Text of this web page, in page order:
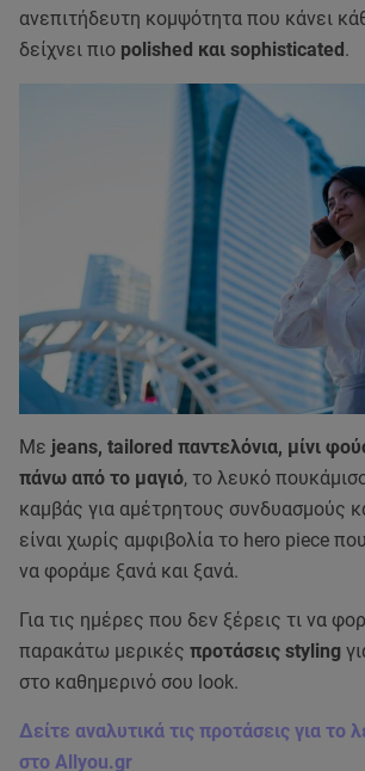
ανεπιτήδευτη κομψότητα που κάνει
δείχνει πιο polished και sophisticated.
Με jeans, tailored παντελόνια, μίνι
πάνω από το μαγιό, το λευκό
καμβάς για αμέτρητους συνδυασμούς
είναι χωρίς αμφιβολία το hero piece
να φοράμε ξανά και ξανά.
Για τις ημέρες που δεν ξέρεις τι να
παρακάτω μερικές προτάσεις styling
στο καθημερινό σου look.
Δείτε αναλυτικά τις προτάσεις για το
στο Allyou.gr